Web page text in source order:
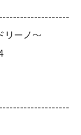
リーノ～